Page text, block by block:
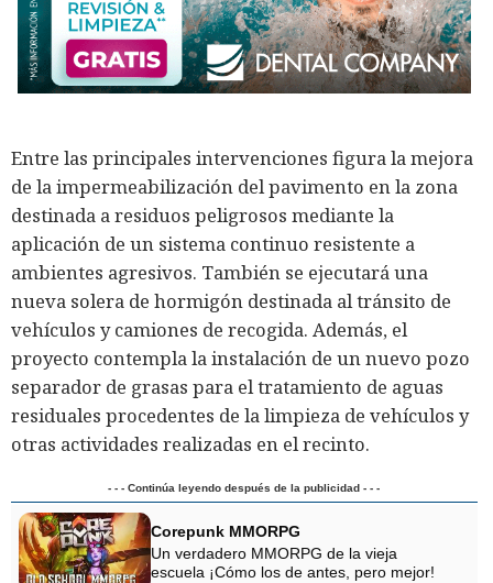
Entre las principales intervenciones figura la mejora
de la impermeabilización del pavimento en la zona
destinada a residuos peligrosos mediante la
aplicación de un sistema continuo resistente a
ambientes agresivos. También se ejecutará una
nueva solera de hormigón destinada al tránsito de
vehículos y camiones de recogida. Además, el
proyecto contempla la instalación de un nuevo pozo
separador de grasas para el tratamiento de aguas
residuales procedentes de la limpieza de vehículos y
otras actividades realizadas en el recinto.
- - - Continúa leyendo después de la publicidad - - -
Corepunk MMORPG
Un verdadero MMORPG de la vieja
escuela ¡Cómo los de antes, pero mejor!